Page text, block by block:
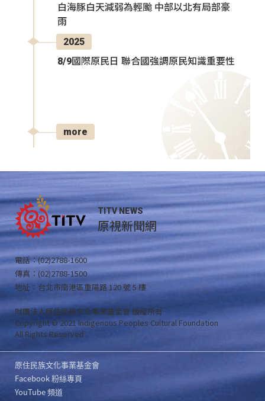
白海豚白天減弱為輕颱 中部以北有局部豪
雨
2025
8/9國際原民日 聯合國強調原民知識重要性
more
TITV NEWS
原視新聞網
電話：(02)2788-1600
傳真：(02)2788-1500
地址：台北市南港區重陽路 120 號 5 樓
財團法人原住民族文化事業基金會 版權所有
Copyright © 2021 Indigenous Peoples Cultural Foundation
All Rights Reserved .
原住民族文化事業基金會
Facebook 粉絲專頁
YouTube 頻道